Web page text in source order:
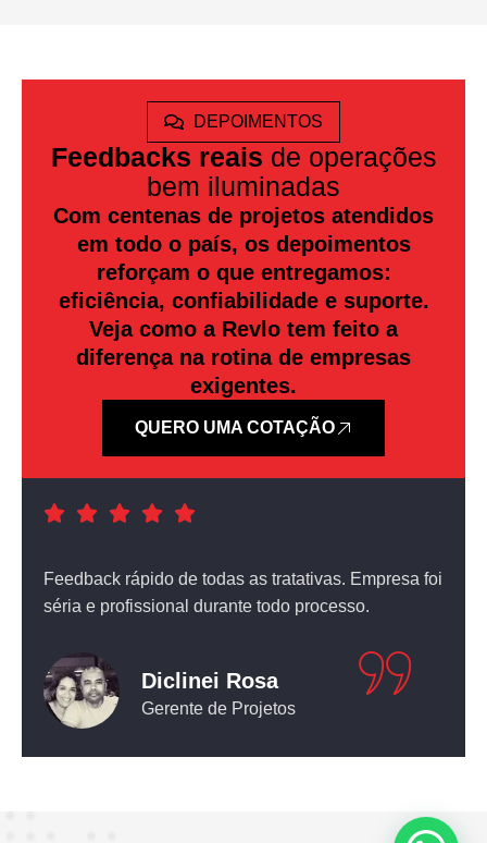
DEPOIMENTOS
Feedbacks reais de operações
bem iluminadas
Com centenas de projetos atendidos
em todo o país, os depoimentos
reforçam o que entregamos:
eficiência, confiabilidade e suporte.
Veja como a Revlo tem feito a
diferença na rotina de empresas
exigentes.
QUERO UMA COTAÇÃO
Atendimento nota dez! O equipamento que comprei
não deixou nada a desejar.
Leticia Pediconi
Engenheira Civil